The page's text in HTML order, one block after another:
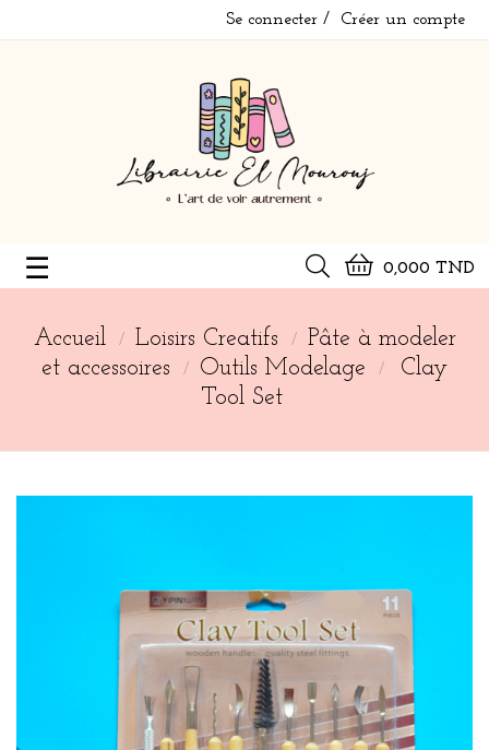
Se connecter Créer un compte
0,000 TND
Basculer
navigation
☰
Accueil Loisirs Creatifs
Pâte à modeler
et accessoires
Outils Modelage
Clay
Tool Set